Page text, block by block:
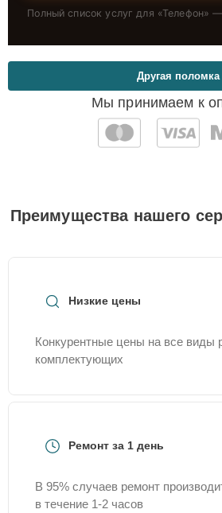
Полный список услуг для «Телефон» —
Мы принимаем к
Другая поломка
Преимущества нашего
Низкие цены
Конкурентные цены на все виды
комплектующих
Ремонт за 1 день
В 95% случаев ремонт
в течение 1-2 часов